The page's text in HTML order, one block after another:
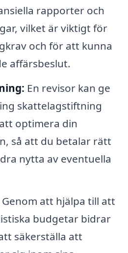
rapporter och
vilket är viktigt för
och för att kunna
affärsbeslut.
En revisor kan ge
skattelagstiftning
optimera din
så att du betalar rätt
nytta av eventuella
Genom att hjälpa till att
budgetar bidrar
säkerställa att